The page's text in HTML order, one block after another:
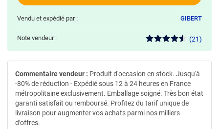
Vendu et expédié par : GIBERT
Note vendeur : (21)
Commentaire vendeur : Produit d'occasion en stock. Jusqu'à
-80% de réduction - Expédié sous 12 à 24 heures en France
métropolitaine exclusivement. Emballage soigné. Très bon état
garanti satisfait ou remboursé. Profitez du tarif unique de
livraison pour augmenter vos achats parmi nos milliers
d’offres.